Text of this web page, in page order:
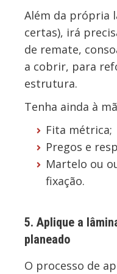
Além da própria
certas), irá
de remate,
a cobrir, para
estrutura.
Tenha ainda à
Fita métrica;
Pregos e
Martelo ou
fixação.
5. Aplique a
planeado
O processo de